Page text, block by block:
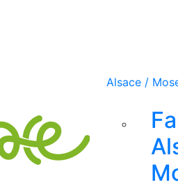
Alsace /